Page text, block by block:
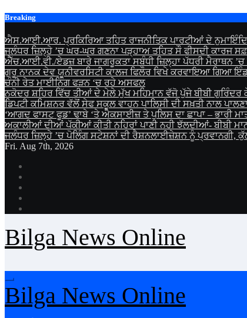
Skip
content
Breaking
ਐਸ.ਆਈ.ਆਰ. ਪ੍ਰਕਿਰਿਆ ਤਹਿਤ ਰਾਜਨੀਤਿਕ ਪਾਰਟੀਆਂ ਦੇ
ਜਲੰਧਰ ਜ਼ਿਲ੍ਹੇ ’ਚ ਘਰ-ਘਰ ਗਣਨਾ ਪੜ੍ਹਾਅ ਤਹਿਤ ਸੌ ਫੀਸਦੀ ਕਾਰਜ
ਐੱਚ.ਆਈ.ਵੀ./ਏਡਜ਼ ਬਾਰੇ ਜਾਗਰੂਕਤਾ ਸਬੰਧੀ ਜ਼ਿਲ੍ਹਾ ਪੱਧਰੀ ਮੈਰਾਥਨ
ਗੁਰੂ ਨਾਨਕ ਦੇਵ ਯੂਨੀਵਰਸਿਟੀ ਕਾਲਜ ਫਿਲੌਰ ਵਿਖੇ ਕਰਵਾਇਆ ਗਿਆ
ਚੰਨੀ ਰੇਤ ਮਾਈਨਿੰਗ ਫੜਨ ‘ਚ ਰਹੇ ਅਸਫਲ
ਨਕੋਦਰ ਸ਼ਹਿਰ ਵਿੱਚ ਤੀਆਂ ਦੇ ਮੇਲੇ ਮੁੱਖ ਮਹਿਮਾਨ ਵੱਜੋ ਪੁੱਜੇ ਬੀਬੀ ਗੁਰਿੰਦਰ
ਡਿਪਟੀ ਕਮਿਸ਼ਨਰ ਵੱਲੋਂ ਸੇਫ ਸਕੂਲ ਵਾਹਨ ਪਾਲਿਸੀ ਦੀ ਸਖ਼ਤੀ ਨਾਲ
‘ਆਗਦ ਫਾਸਟ ਫੂਡ’ ਢਾਬੇ ‘ਤੇ ਐਕਸਾਈਜ਼ ਤੇ ਪੁਲਿਸ ਦਾ ਛਾਪਾ – ਭਾਰੀ
ਅਕਾਲੀਆਂ ਦੀਆਂ ਪੱਕੀਆਂ ਕੀਤੀ ਨਹਿਰਾਂ ਪਾਣੀ ਨਹੀ ਝੱਲਦੀਆਂ- ਬੀਬੀ
ਜਲੰਧਰ ਜ਼ਿਲ੍ਹੇ ’ਚ ਪੋਲਿੰਗ ਸਟੇਸ਼ਨਾਂ ਦੀ ਰੈਸ਼ਨਲਾਈਜ਼ੇਸ਼ਨ ਨੂੰ ਪ੍ਰਵਾਨਗੀ,
Fri. Aug 7th, 2026
Bilga News Online
Bilga News Online